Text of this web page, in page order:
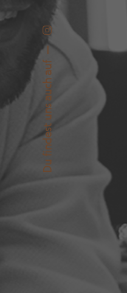
Du findest uns auch auf